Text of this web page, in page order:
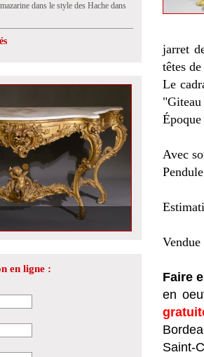
dans le style des Hache dans
en ligne :
jarret
têtes
Le
Avec
Faire
en
Saint-